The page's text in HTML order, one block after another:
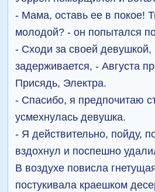
- Мама, оставь ее в покое!
молодой? - он попытался
- Сходи за своей
задерживается, - Августа
Присядь, Электра.
- Спасибо, я предпочитаю
усмехнулась девушка.
- Я действительно, пойду,
вздохнул и поспешно
В воздухе повисла
постукивала краешком